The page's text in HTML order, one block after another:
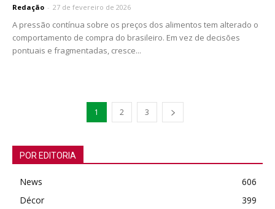
Redação - 27 de fevereiro de 2026
A pressão contínua sobre os preços dos alimentos tem alterado o
comportamento de compra do brasileiro. Em vez de decisões
pontuais e fragmentadas, cresce...
1 2 3
POR EDITORIA
News
606
Décor
399